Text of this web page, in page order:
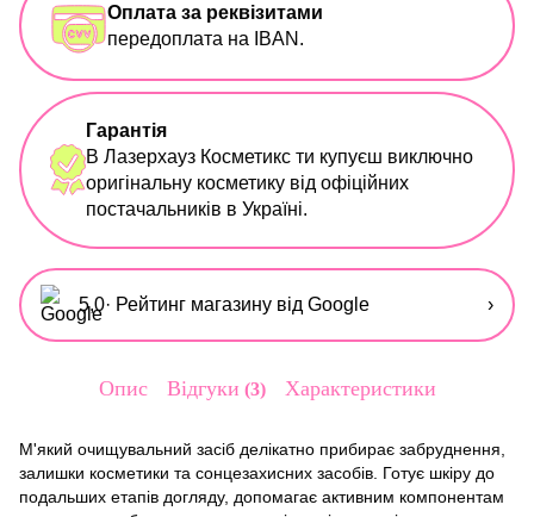
Оплата за реквізитами
передоплата на IBAN.
Гарантія
В Лазерхауз Косметикс ти купуєш виключно
оригінальну косметику від офіційних
постачальників в Україні.
5,0· Рейтинг магазину від Google ›
Опис Відгуки 3 Характеристики
М'який очищувальний засіб делікатно прибирає забруднення,
залишки косметики та сонцезахисних засобів. Готує шкіру до
подальших етапів догляду, допомагає активним компонентам